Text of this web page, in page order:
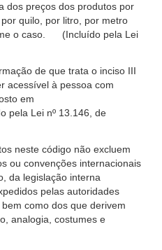
dos preços dos produtos por
quilo, por litro, por metro
o caso. (Incluído pela Lei
de que trata o inciso III
acessível à pessoa com
em
Lei nº 13.146, de
neste código não excluem
ou convenções internacionais
da legislação interna
pelas autoridades
como dos que derivem
analogia, costumes e